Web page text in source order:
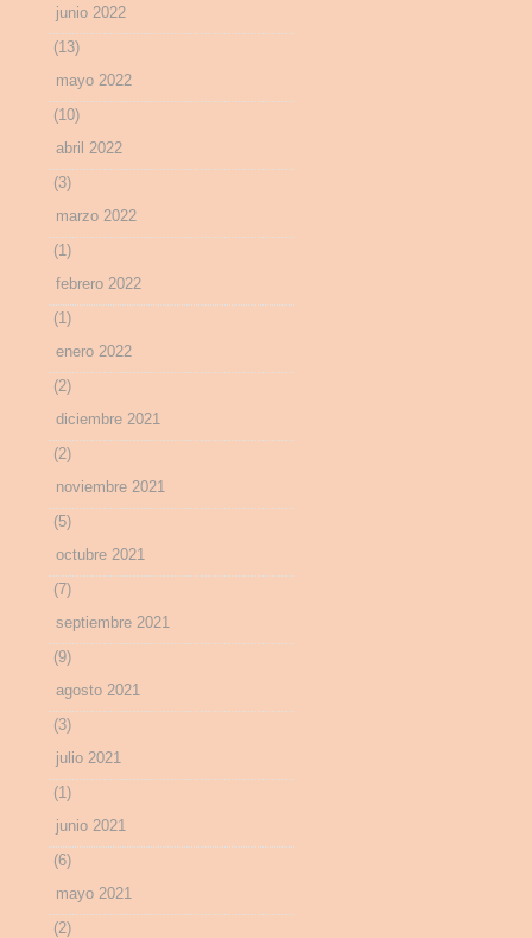
junio 2022
(13)
mayo 2022
(10)
abril 2022
(3)
marzo 2022
(1)
febrero 2022
(1)
enero 2022
(2)
diciembre 2021
(2)
noviembre 2021
(5)
octubre 2021
(7)
septiembre 2021
(9)
agosto 2021
(3)
julio 2021
(1)
junio 2021
(6)
mayo 2021
(2)